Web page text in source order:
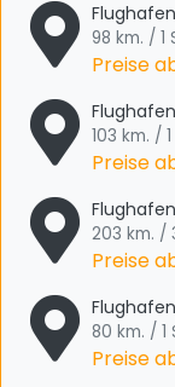
98 km. / 1
Preise
103 km. /
Preise
203 km. /
Preise
80 km. / 1
Preise